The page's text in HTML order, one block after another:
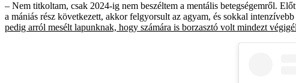
– Nem titkoltam, csak 2024-ig nem beszéltem a mentális betegségemről.
a mániás rész következett, akkor felgyorsult az agyam, és sokkal
pedig arról mesélt lapunknak, hogy számára is borzasztó volt mindezt